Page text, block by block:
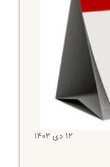
۱۲ دی ۱۴۰۲